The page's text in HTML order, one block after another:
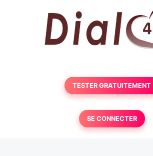
TESTER GRATUITEMENT
SE CONNECTER